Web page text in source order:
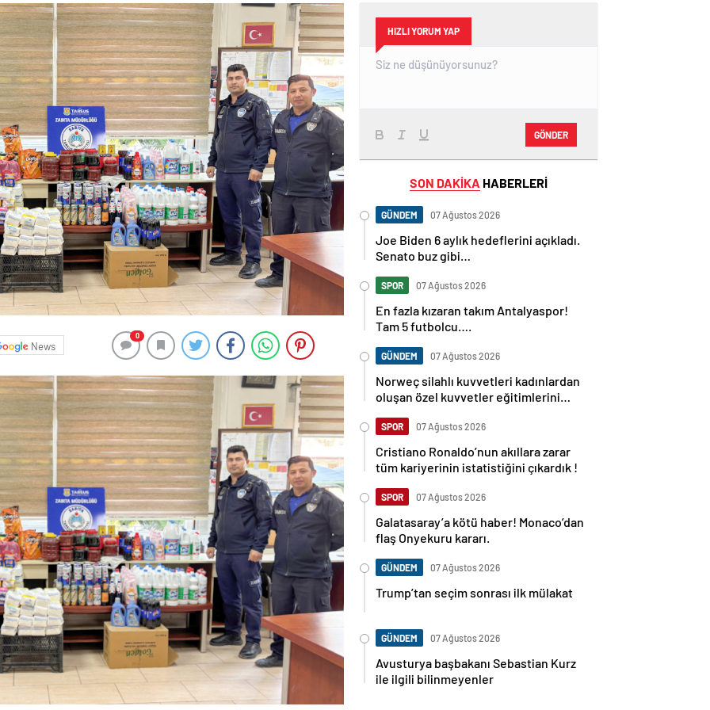
News
0
HIZLI YORUM YAP
GÖNDER
SON DAKİKA HABERLERİ
GÜNDEM 07 Ağustos 2026
Joe Biden 6 aylık hedeflerini açıkladı.
Senato buz gibi…
SPOR 07 Ağustos 2026
En fazla kızaran takım Antalyaspor!
Tam 5 futbolcu….
GÜNDEM 07 Ağustos 2026
Norweç silahlı kuvvetleri kadınlardan
oluşan özel kuvvetler eğitimlerini
SPOR 07 Ağustos 2026
Cristiano Ronaldo’nun akıllara zarar
tüm kariyerinin istatistiğini çıkardık !
SPOR 07 Ağustos 2026
Galatasaray’a kötü haber! Monaco’dan
flaş Onyekuru kararı.
GÜNDEM 07 Ağustos 2026
Trump’tan seçim sonrası ilk mülakat
GÜNDEM 07 Ağustos 2026
Avusturya başbakanı Sebastian Kurz
ile ilgili bilinmeyenler